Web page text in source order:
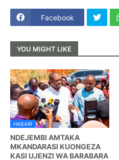
Facebook
YOU MIGHT LIKE
HABARI
NDEJEMBI AMTAKA
MKANDARASI KUONGEZA
KASI UJENZI WA BARABARA